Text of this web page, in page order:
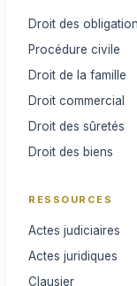
Droit des
Procédure civile
Droit de la famille
Droit commercial
Droit des sûretés
Droit des biens
RESSOURCES
Actes judiciaires
Actes juridiques
Clausier